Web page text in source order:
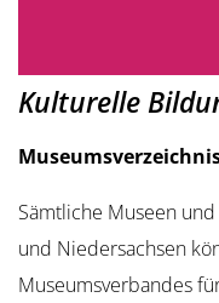
Kulturelle
Sämtliche Museen
und Niedersachsen
Museumsverbandes